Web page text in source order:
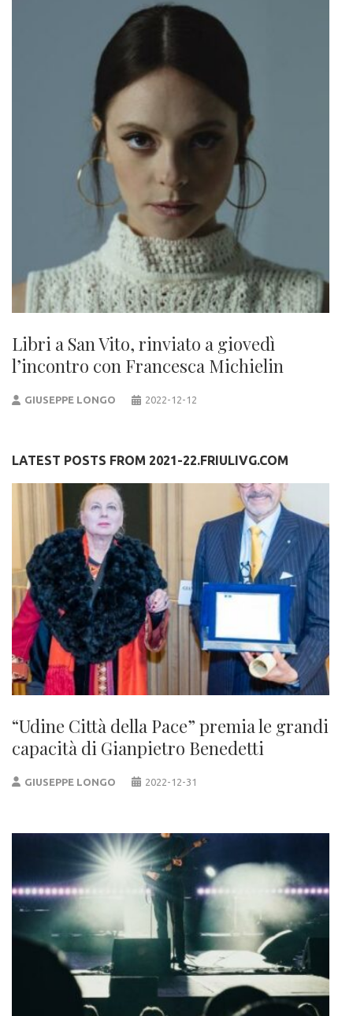
Libri a San Vito, rinviato a giovedì
l’incontro con Francesca Michielin
GIUSEPPE LONGO 2022-12-12
LATEST POSTS FROM 2021-22.FRIULIVG.COM
“Udine Città della Pace” premia le grandi
capacità di Gianpietro Benedetti
GIUSEPPE LONGO 2022-12-31